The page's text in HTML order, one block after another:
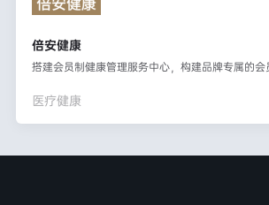
倍安健康
搭建会员制健康管理服务中心，构建品牌专属的会
医疗健康